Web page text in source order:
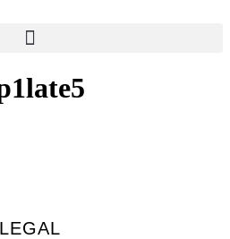
LEGAL